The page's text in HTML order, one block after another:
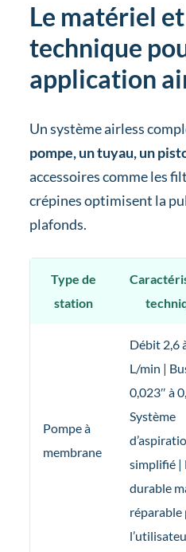
Le matériel
technique
application
Un système airless
pompe, un tuyau, un
accessoires comme les
crépines optimisent la
plafonds.
Type de
station
Pompe à
membrane
Débit 2,6
L/min |
0,023″ à
Système
simplifié |
durable
réparable